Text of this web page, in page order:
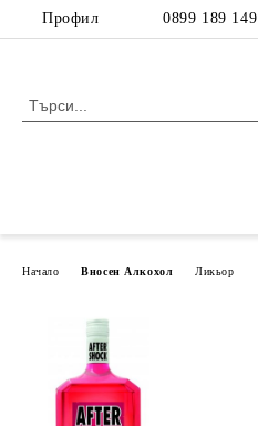
Профил 0899 189 149
Начало Вносен Алкохол Ликьор